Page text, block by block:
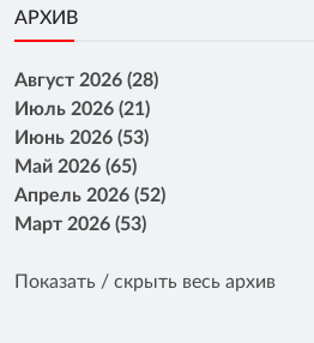
АРХИВ
Август 2026 (28)
Июль 2026 (21)
Июнь 2026 (53)
Май 2026 (65)
Апрель 2026 (52)
Март 2026 (53)
Показать / скрыть весь архив